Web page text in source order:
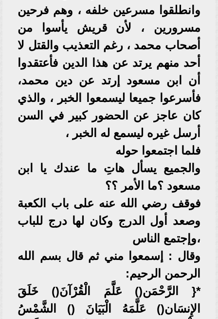
وانطلقوا مسرعين خلفه ، وهم فرحين
مسرورين ، لأن قريش يأسوا من
أصحاب محمد ، رغم التعذيب والقتل لا
أحد منهم يرتد عن هذا الدين فأعتقدوا
أن ابن مسعود إرتد عن دين محمد،
فأسرعوا جميعا ليسمعوا الخبر ، والذي
كان عاجز عن الحضور كبير في السن
أرسل غيره ليسمع له الخبر ،
فلما اجتمعوا حوله
والجميع يسأل هاتِ ما عندك يا ابن
مسعود ؟ما الأمر ؟؟
فوقف رضي الله عنه على باب الكعبة
وصعد أول الدرج وكان لها درج للباب
،وإجتمع الناس
وقال : إسمعوا مني ثم قال بسم الله
الرحمن الرحيم:
*{ الرَّحْمَن() عَلَّمَ الْقُرْآنَ() خَلَقَ
الإِنسَان() عَلَّمَهُ الْبَيَانَ () الشَّمْسُ